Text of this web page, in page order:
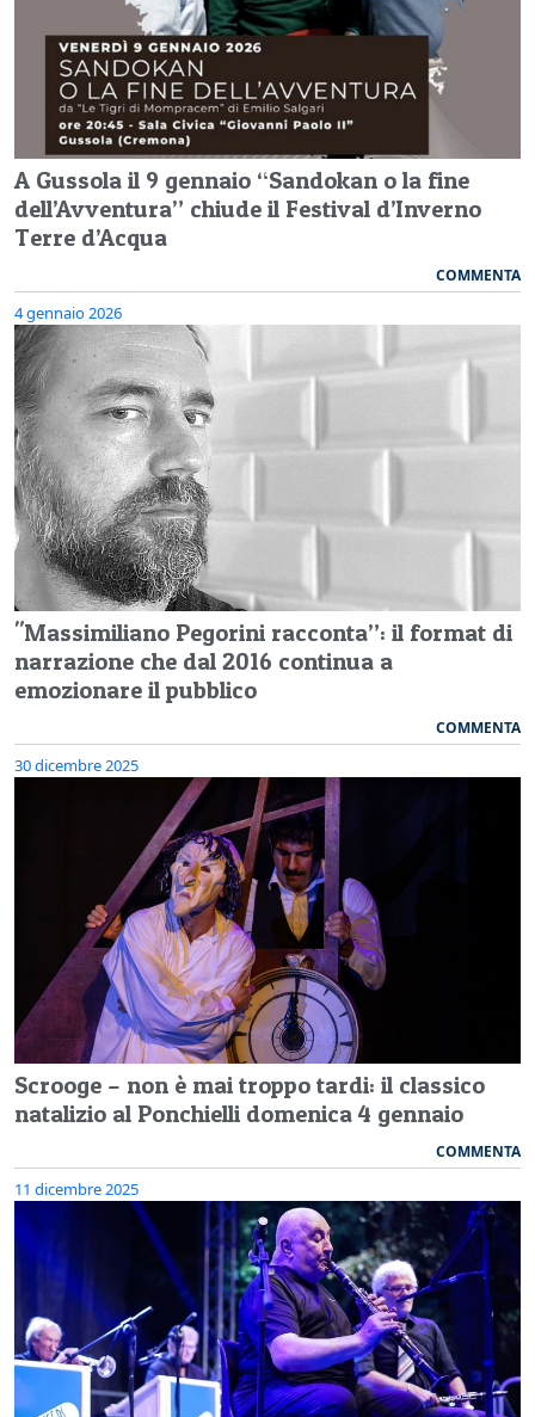
A Gussola il 9 gennaio “Sandokan o la fine
dell’Avventura” chiude il Festival d’Inverno
Terre d’Acqua
COMMENTA
4 gennaio 2026
"Massimiliano Pegorini racconta”: il format di
narrazione che dal 2016 continua a
emozionare il pubblico
COMMENTA
30 dicembre 2025
Scrooge – non è mai troppo tardi: il classico
natalizio al Ponchielli domenica 4 gennaio
COMMENTA
11 dicembre 2025